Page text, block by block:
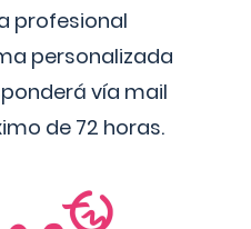
profesional
personalizada
vía mail
de 72 horas.